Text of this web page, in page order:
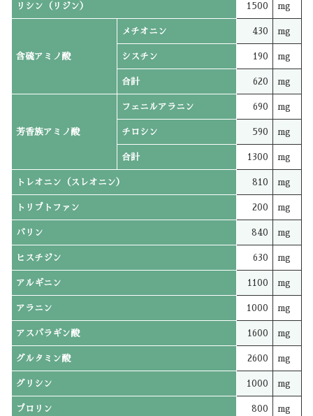
リシン（リジン） 1500 mg
含硫アミノ酸
メチオニン 430 mg
シスチン 190 mg
合計 620 mg
芳香族アミノ酸
フェニルアラニン 690 mg
チロシン 590 mg
合計 1300 mg
トレオニン（スレオニン） 810 mg
トリプトファン 200 mg
バリン 840 mg
ヒスチジン 630 mg
アルギニン 1100 mg
アラニン 1000 mg
アスパラギン酸 1600 mg
グルタミン酸 2600 mg
グリシン 1000 mg
プロリン 800 mg